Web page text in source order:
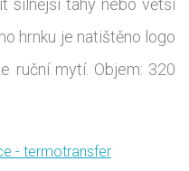
silnější tahy nebo větší
hrnku je natištěno logo
ruční mytí. Objem: 320
- termotransfer